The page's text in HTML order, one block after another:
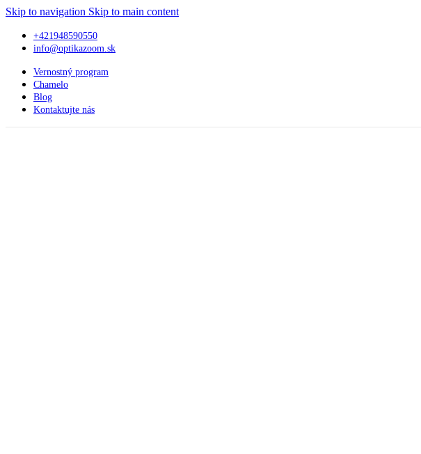
Skip to navigation Skip to main content
+421948590550
info@optikazoom.sk
Vernostný program
Chamelo
Blog
Kontaktujte nás